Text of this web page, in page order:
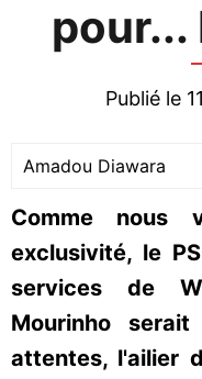
pour...
Publié le
Amadou Diawara
Comme nous
exclusivité, le
services de
Mourinho
attentes, l'ailier